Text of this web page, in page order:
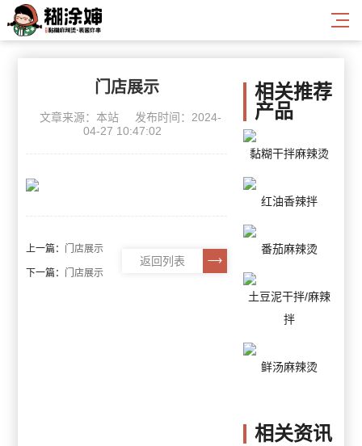
门店展示
文章来源：本站
发布时间：2024-
04-27 10:47:02
上一篇： 门店展示
下一篇： 门店展示
返回列表
相关推荐
产品
黏糊干拌麻辣烫
红油香辣拌
番茄麻辣烫
土豆泥干拌/麻辣
拌
鲜汤麻辣烫
相关资讯